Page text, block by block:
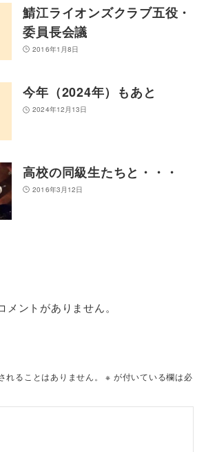
鯖江ライオンズクラブ五役・
委員長会議
2016年1月8日
今年（2024年）もあと
2024年12月13日
高校の同級生たちと・・・
2016年3月12日
メントがありません。
れることはありません。 ※ が付いている欄は必